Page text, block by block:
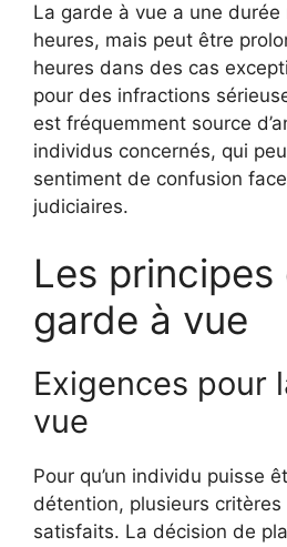
La garde à vue a une
heures, mais peut être
heures dans des cas
pour des infractions
est fréquemment source
individus concernés, qui
sentiment de confusion
judiciaires.
Les principes
garde à vue
Exigences pour
vue
Pour qu’un individu puisse
détention, plusieurs
satisfaits. La décision de